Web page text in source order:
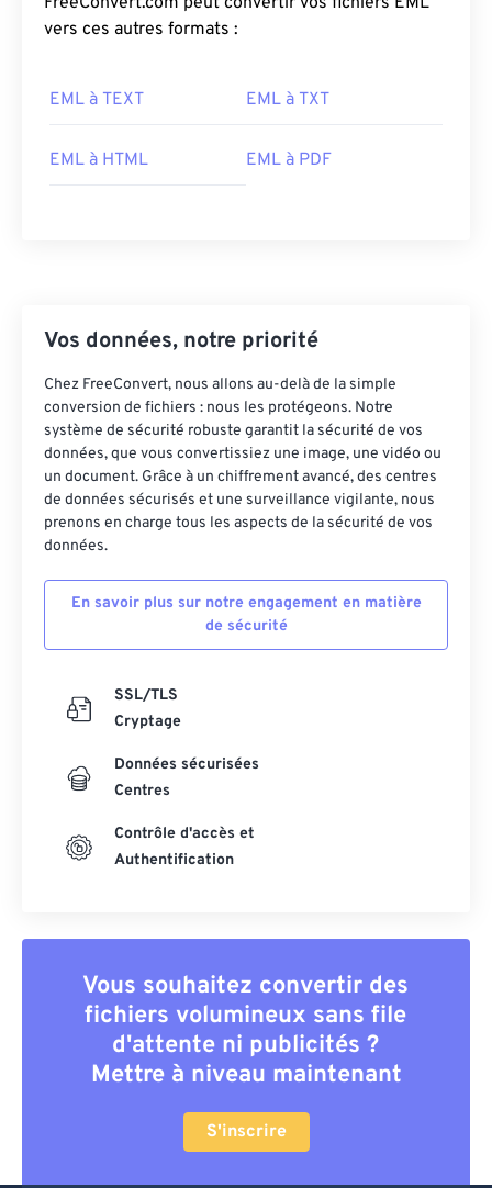
vers ces autres formats :
EML à TEXT EML à TXT
EML à HTML EML à PDF
Vos données, notre priorité
Chez FreeConvert, nous allons au-delà de la simple
conversion de fichiers : nous les protégeons. Notre
système de sécurité robuste garantit la sécurité de vos
données, que vous convertissiez une image, une vidéo ou
un document. Grâce à un chiffrement avancé, des centres
de données sécurisés et une surveillance vigilante, nous
prenons en charge tous les aspects de la sécurité de vos
données.
En savoir plus sur notre engagement en matière
de sécurité
SSL/TLS
Cryptage
Données sécurisées
Centres
Contrôle d'accès et
Authentification
Vous souhaitez convertir des
fichiers volumineux sans file
d'attente ni publicités ?
Mettre à niveau maintenant
S'inscrire